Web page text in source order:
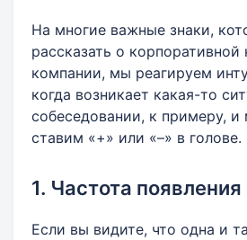
На многие важные знаки,
рассказать о корпоративной
компании, мы реагируем
когда возникает какая-то
собеседовании, к примеру,
ставим «+» или «–» в голове.
1. Частота
Если вы видите, что одна и